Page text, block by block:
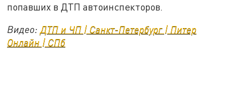
попавших в ДТП автоинспекторов.
Видео:ДТП и ЧП | Санкт-Петербург | Питер
Онлайн | СПб